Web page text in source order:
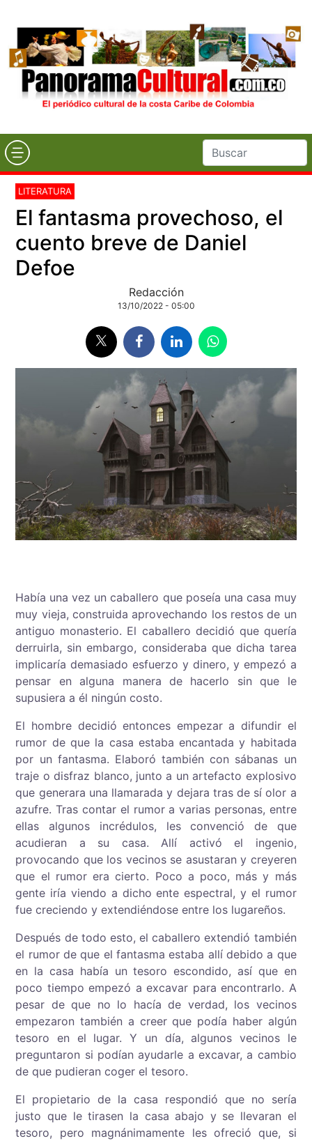
LITERATURA
El fantasma provechoso, el
cuento breve de Daniel
Defoe
Redacción
13/10/2022 - 05:00
Había una vez un caballero que poseía una casa muy
muy vieja, construida aprovechando los restos de un
antiguo monasterio. El caballero decidió que quería
derruirla, sin embargo, consideraba que dicha tarea
implicaría demasiado esfuerzo y dinero, y empezó a
pensar en alguna manera de hacerlo sin que le
supusiera a él ningún costo.
El hombre decidió entonces empezar a difundir el
rumor de que la casa estaba encantada y habitada
por un fantasma. Elaboró también con sábanas un
traje o disfraz blanco, junto a un artefacto explosivo
que generara una llamarada y dejara tras de sí olor a
azufre. Tras contar el rumor a varias personas, entre
ellas algunos incrédulos, les convenció de que
acudieran a su casa. Allí activó el ingenio,
provocando que los vecinos se asustaran y creyeren
que el rumor era cierto. Poco a poco, más y más
gente iría viendo a dicho ente espectral, y el rumor
fue creciendo y extendiéndose entre los lugareños.
Después de todo esto, el caballero extendió también
el rumor de que el fantasma estaba allí debido a que
en la casa había un tesoro escondido, así que en
poco tiempo empezó a excavar para encontrarlo. A
pesar de que no lo hacía de verdad, los vecinos
empezaron también a creer que podía haber algún
tesoro en el lugar. Y un día, algunos vecinos le
preguntaron si podían ayudarle a excavar, a cambio
de que pudieran coger el tesoro.
El propietario de la casa respondió que no sería
justo que le tirasen la casa abajo y se llevaran el
tesoro, pero magnánimamente les ofreció que, si